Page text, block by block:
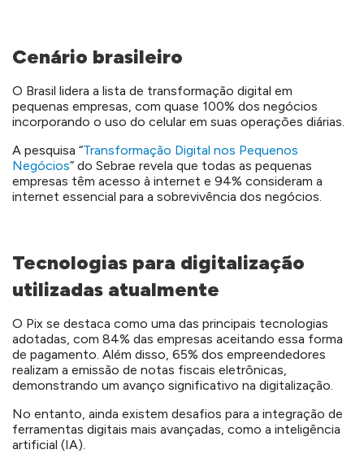
Cenário brasileiro
O Brasil lidera a lista de transformação digital em
pequenas empresas, com quase 100% dos negócios
incorporando o uso do celular em suas operações diárias.
A pesquisa “Transformação Digital nos Pequenos
Negócios” do Sebrae revela que todas as pequenas
empresas têm acesso à internet e 94% consideram a
internet essencial para a sobrevivência dos negócios.
Tecnologias para digitalização
utilizadas atualmente
O Pix se destaca como uma das principais tecnologias
adotadas, com 84% das empresas aceitando essa forma
de pagamento. Além disso, 65% dos empreendedores
realizam a emissão de notas fiscais eletrônicas,
demonstrando um avanço significativo na digitalização.
No entanto, ainda existem desafios para a integração de
ferramentas digitais mais avançadas, como a inteligência
artificial (IA).